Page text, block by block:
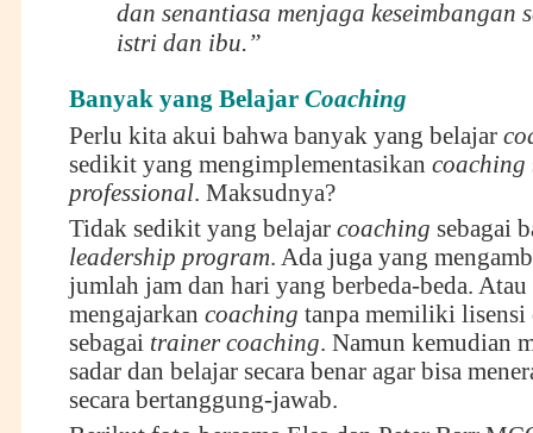
dan senantiasa menjaga keseimbangan
istri dan ibu.”
Banyak yang Belajar Coaching
Perlu kita akui bahwa banyak yang belajar
sedikit yang mengimplementasikan coaching
professional. Maksudnya?
Tidak sedikit yang belajar coaching sebagai
leadership program. Ada juga yang
jumlah jam dan hari yang berbeda-beda.
mengajarkan coaching tanpa memiliki lisensi
sebagai trainer coaching. Namun kemudian
sadar dan belajar secara benar agar bisa
secara bertanggung-jawab.